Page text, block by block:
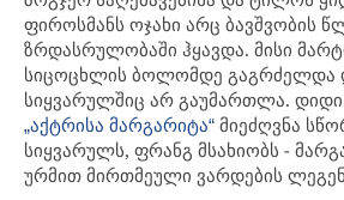
ფიროსმანს ოჯახი არც ბავშვობის
ზრდასრულობაში ჰყავდა. მისი
სიცოცხლის ბოლომდე გაგრძელდა
სიყვარულშიც არ გაუმართლა.
„აქტრისა მარგარიტა“ მიეძღვნა
სიყვარულს, ფრანგ მსახიობს -
ურმით მირთმეული ვარდების